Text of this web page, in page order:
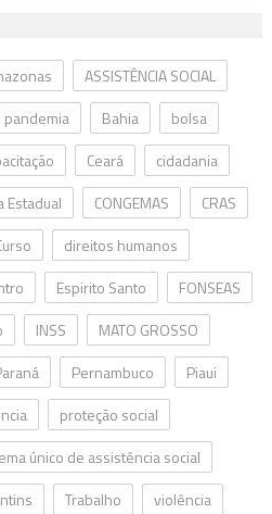
ASSISTÊNCIA SOCIAL
pandemia
Bahia
bolsa
Ceará
cidadania
Estadual CONGEMAS
CRAS
direitos humanos
Espirito Santo
FONSEAS
INSS
MATO GROSSO
Pernambuco
Piaui
proteção social
único de assistência social
Trabalho violência